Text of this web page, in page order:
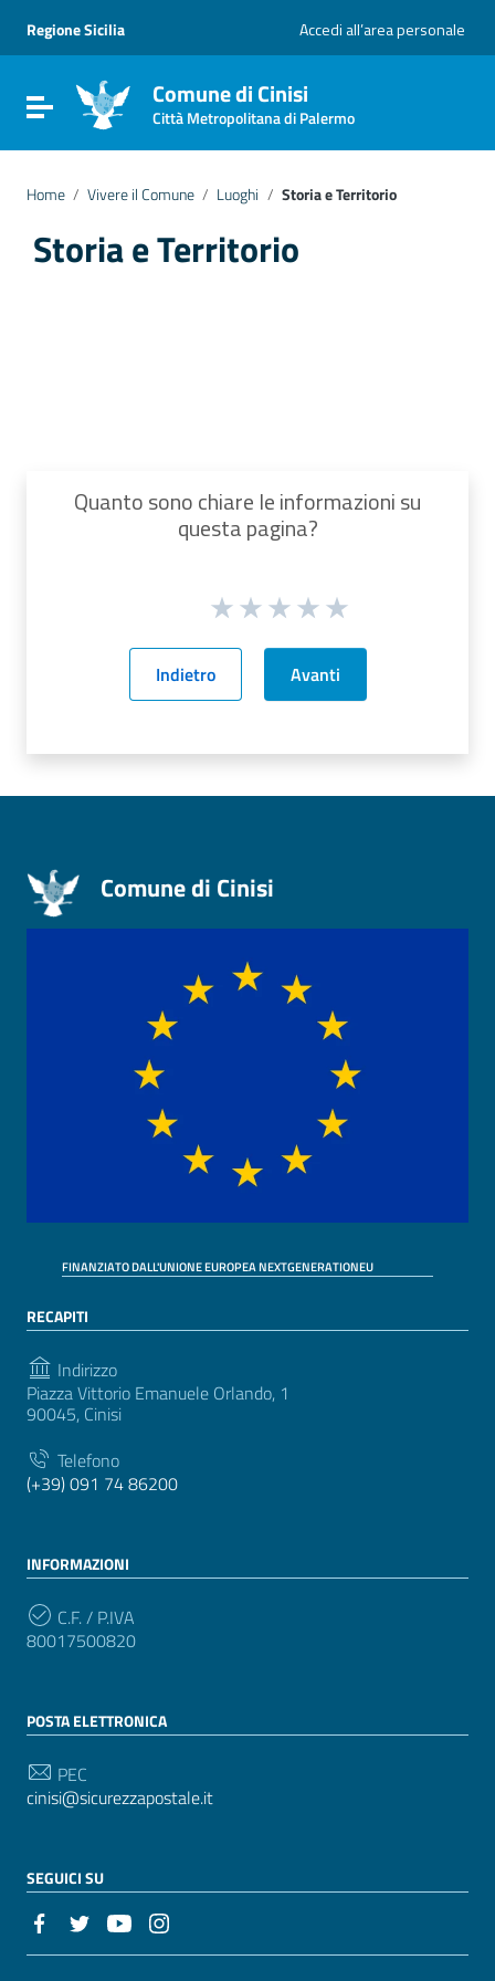
Vai al menu di navigazione
Vai al footer
Regione Sicilia Accedi all’area personale
Attiva / disattiva la navigazione
Comune di Cinisi
Città Metropolitana di Palermo
Home / Vivere il Comune / Luoghi / Storia e Territorio
Storia e Territorio
Quanto sono chiare le informazioni su
questa pagina?
Indietro Avanti
Comune di Cinisi
FINANZIATO DALL'UNIONE EUROPEA NEXTGENERATIONEU
RECAPITI
Indirizzo
Piazza Vittorio Emanuele Orlando, 1
90045, Cinisi
Telefono
(+39) 091 74 86200
INFORMAZIONI
C.F. / P.IVA
80017500820
POSTA ELETTRONICA
PEC
cinisi@sicurezzapostale.it
SEGUICI SU